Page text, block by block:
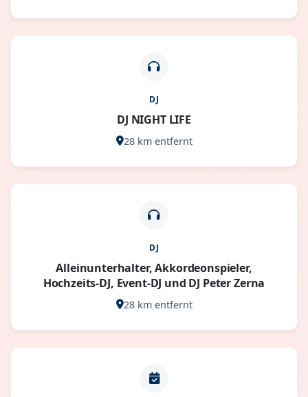
DJ
DJ NIGHT LIFE
28 km entfernt
DJ
Alleinunterhalter, Akkordeonspieler,
Hochzeits-DJ, Event-DJ und DJ Peter Zerna
28 km entfernt